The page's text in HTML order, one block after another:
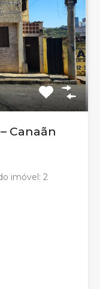
Canaãn
imóvel: 2